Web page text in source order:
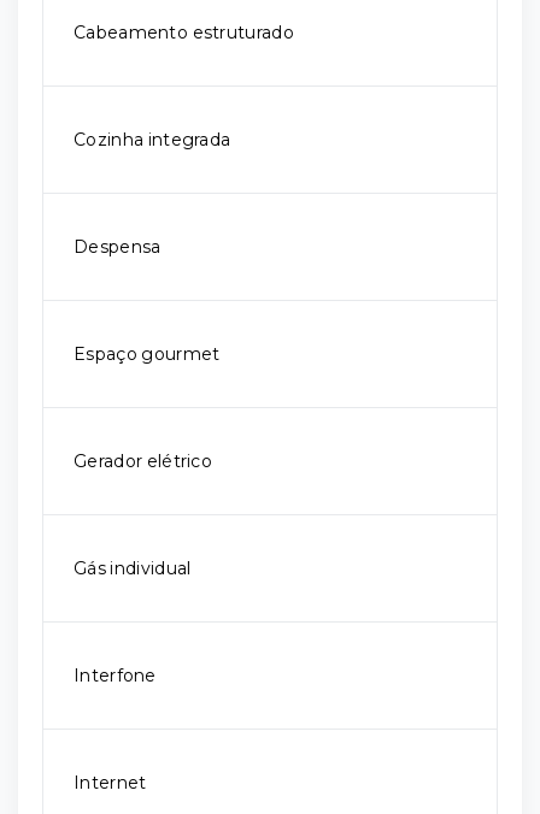
Cabeamento estruturado
Cozinha integrada
Despensa
Espaço gourmet
Gerador elétrico
Gás individual
Interfone
Internet